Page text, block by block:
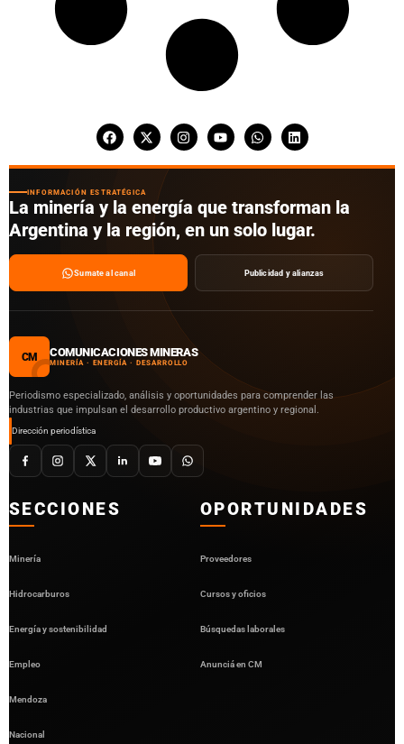
INFORMACIÓN ESTRATÉGICA
La minería y la energía que transforman la
Argentina y la región, en un solo lugar.
Sumate al canal Publicidad y alianzas
CM COMUNICACIONES MINERAS
MINERÍA · ENERGÍA · DESARROLLO
Periodismo especializado, análisis y oportunidades para comprender las
industrias que impulsan el desarrollo productivo argentino y regional.
Dirección periodística
SECCIONES
Minería
Hidrocarburos
Energía y sostenibilidad
Empleo
Mendoza
Nacional
OPORTUNIDADES
Proveedores
Cursos y oficios
Búsquedas laborales
Anunciá en CM